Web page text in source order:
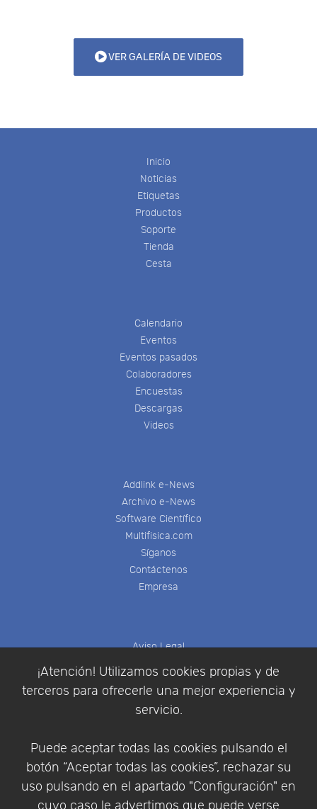
¡Atención! Utilizamos cookies propias y de
terceros para ofrecerle una mejor experiencia y
servicio.
Puede aceptar todas las cookies pulsando el
botón “Aceptar todas las cookies”, rechazar su
uso pulsando en el apartado "Configuración" en
cuyo caso le advertimos que puede verse
VER GALERÍA DE VIDEOS
Inicio
Noticias
Etiquetas
Productos
Soporte
Tienda
Cesta
Calendario
Eventos
Eventos pasados
Colaboradores
Encuestas
Descargas
Videos
Addlink e-News
Archivo e-News
Software Científico
Multifisica.com
Síganos
Contáctenos
Empresa
Aviso Legal
Condiciones de compra
Identificarse